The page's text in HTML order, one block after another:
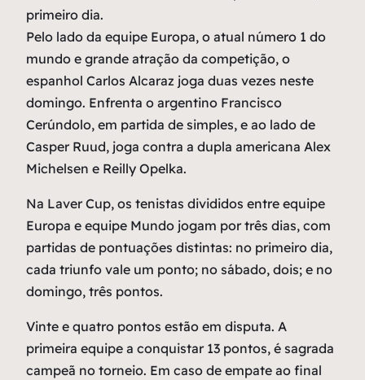
primeiro dia.
Pelo lado da equipe Europa, o atual número 1 do
mundo e grande atração da competição, o
espanhol Carlos Alcaraz joga duas vezes neste
domingo. Enfrenta o argentino Francisco
Cerúndolo, em partida de simples, e ao lado de
Casper Ruud, joga contra a dupla americana Alex
Michelsen e Reilly Opelka.
Na Laver Cup, os tenistas divididos entre equipe
Europa e equipe Mundo jogam por três dias, com
partidas de pontuações distintas: no primeiro dia,
cada triunfo vale um ponto; no sábado, dois; e no
domingo, três pontos.
Vinte e quatro pontos estão em disputa. A
primeira equipe a conquistar 13 pontos, é sagrada
campeã no torneio. Em caso de empate ao final